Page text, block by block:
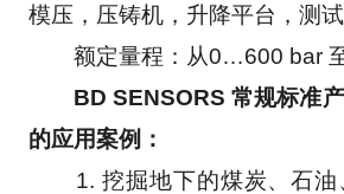
模压，压铸机，升降平台，测
额定量程：从0…600 bar
BD SENSORS 常规标准
的应用案例：
1. 挖掘地下的煤炭、石油